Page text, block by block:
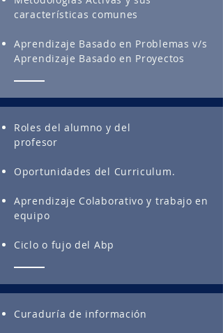
características comunes
Aprendizaje Basado en Problemas v/s
Aprendizaje Basado en Proyectos
Roles del alumno y del
profesor
Oportunidades del Curriculum.
Aprendizaje Colaborativo y trabajo en
equipo
Ciclo o fujo del Abp
Curaduría de información